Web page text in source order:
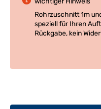
Rohrzuschnitt 1m
speziell für Ihren
Rückgabe, kein